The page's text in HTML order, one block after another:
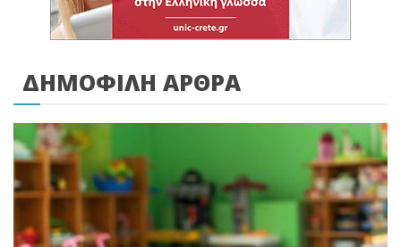
ΔΗΜΟΦΙΛΗ ΑΡΘΡΑ